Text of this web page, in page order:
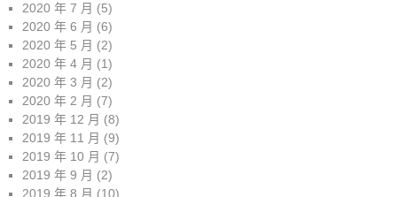
2020 年 7 月 (5)
2020 年 6 月 (6)
2020 年 5 月 (2)
2020 年 4 月 (1)
2020 年 3 月 (2)
2020 年 2 月 (7)
2019 年 12 月 (8)
2019 年 11 月 (9)
2019 年 10 月 (7)
2019 年 9 月 (2)
2019 年 8 月 (10)